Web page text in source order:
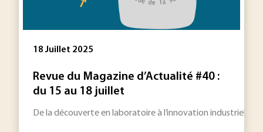
18 Juillet 2025
Revue du Magazine d’Actualité #40 :
du 15 au 18 juillet
De la découverte en laboratoire à l’innovation industrielle…